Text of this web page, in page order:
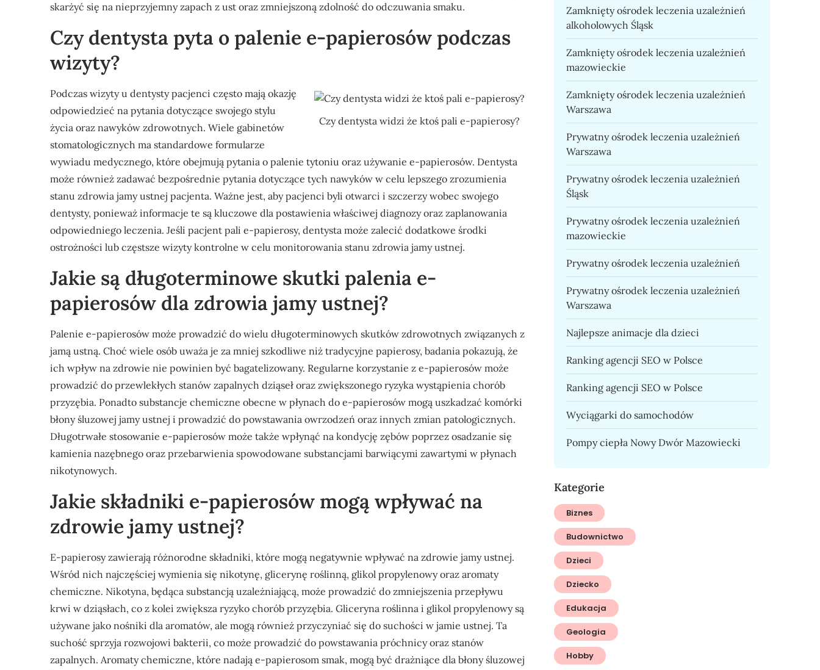
skarżyć się na nieprzyjemny zapach z ust oraz zmniejszoną zdolność do odczuwania smaku.
Czy dentysta pyta o palenie e-papierosów podczas
wizyty?
Czy dentysta widzi że ktoś pali e-papierosy?
Podczas wizyty u dentysty pacjenci często mają okazję
odpowiedzieć na pytania dotyczące swojego stylu
życia oraz nawyków zdrowotnych. Wiele gabinetów
stomatologicznych ma standardowe formularze
wywiadu medycznego, które obejmują pytania o palenie tytoniu oraz używanie e-papierosów. Dentysta
może również zadawać bezpośrednie pytania dotyczące tych nawyków w celu lepszego zrozumienia
stanu zdrowia jamy ustnej pacjenta. Ważne jest, aby pacjenci byli otwarci i szczerzy wobec swojego
dentysty, ponieważ informacje te są kluczowe dla postawienia właściwej diagnozy oraz zaplanowania
odpowiedniego leczenia. Jeśli pacjent pali e-papierosy, dentysta może zalecić dodatkowe środki
ostrożności lub częstsze wizyty kontrolne w celu monitorowania stanu zdrowia jamy ustnej.
Jakie są długoterminowe skutki palenia e-
papierosów dla zdrowia jamy ustnej?
Palenie e-papierosów może prowadzić do wielu długoterminowych skutków zdrowotnych związanych z
jamą ustną. Choć wiele osób uważa je za mniej szkodliwe niż tradycyjne papierosy, badania pokazują, że
ich wpływ na zdrowie nie powinien być bagatelizowany. Regularne korzystanie z e-papierosów może
prowadzić do przewlekłych stanów zapalnych dziąseł oraz zwiększonego ryzyka wystąpienia chorób
przyzębia. Ponadto substancje chemiczne obecne w płynach do e-papierosów mogą uszkadzać komórki
błony śluzowej jamy ustnej i prowadzić do powstawania owrzodzeń oraz innych zmian patologicznych.
Długotrwałe stosowanie e-papierosów może także wpłynąć na kondycję zębów poprzez osadzanie się
kamienia nazębnego oraz przebarwienia spowodowane substancjami barwiącymi zawartymi w płynach
nikotynowych.
Jakie składniki e-papierosów mogą wpływać na
zdrowie jamy ustnej?
E-papierosy zawierają różnorodne składniki, które mogą negatywnie wpływać na zdrowie jamy ustnej.
Wśród nich najczęściej wymienia się nikotynę, glicerynę roślinną, glikol propylenowy oraz aromaty
chemiczne. Nikotyna, będąca substancją uzależniającą, może prowadzić do zmniejszenia przepływu
krwi w dziąsłach, co z kolei zwiększa ryzyko chorób przyzębia. Gliceryna roślinna i glikol propylenowy są
używane jako nośniki dla aromatów, ale mogą również przyczyniać się do suchości w jamie ustnej. Ta
suchość sprzyja rozwojowi bakterii, co może prowadzić do powstawania próchnicy oraz stanów
zapalnych. Aromaty chemiczne, które nadają e-papierosom smak, mogą być drażniące dla błony śluzowej
Zamknięty ośrodek leczenia uzależnień
alkoholowych Śląsk
Zamknięty ośrodek leczenia uzależnień
mazowieckie
Zamknięty ośrodek leczenia uzależnień
Warszawa
Prywatny ośrodek leczenia uzależnień
Warszawa
Prywatny ośrodek leczenia uzależnień
Śląsk
Prywatny ośrodek leczenia uzależnień
mazowieckie
Prywatny ośrodek leczenia uzależnień
Prywatny ośrodek leczenia uzależnień
Warszawa
Najlepsze animacje dla dzieci
Ranking agencji SEO w Polsce
Ranking agencji SEO w Polsce
Wyciągarki do samochodów
Pompy ciepła Nowy Dwór Mazowiecki
Kategorie
Biznes
Budownictwo
Dzieci
Dziecko
Edukacja
Geologia
Hobby